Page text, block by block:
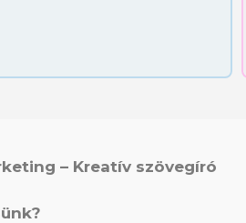
– Kreatív szövegíró